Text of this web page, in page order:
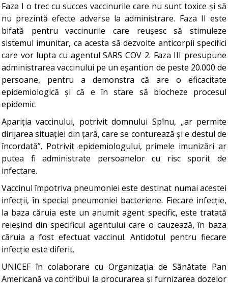
Faza I o trec cu succes vaccinurile care nu sunt toxice și să
nu prezintă efecte adverse la administrare. Faza II este
bifată pentru vaccinurile care reușesc să stimuleze
sistemul imunitar, ca acesta să dezvolte anticorpii specifici
care vor lupta cu agentul SARS COV 2. Faza III presupune
administrarea vaccinului pe un eșantion de peste 20.000 de
persoane, pentru a demonstra că are o eficacitate
epidemiologică și că e în stare să blocheze procesul
epidemic.
Apariția vaccinului, potrivit domnului Spînu, „ar permite
dirijarea situației din țară, care se conturează și e destul de
încordată”. Potrivit epidemiologului, primele imunizări ar
putea fi administrate persoanelor cu risc sporit de
infectare.
Vaccinul împotriva pneumoniei este destinat numai acestei
infecții, în special pneumoniei bacteriene. Fiecare infecție,
la baza căruia este un anumit agent specific, este tratată
reieșind din specificul agentului care o cauzează, în baza
căruia a fost efectuat vaccinul. Antidotul pentru fiecare
infecție este diferit.
UNICEF în colaborare cu Organizația de Sănătate Pan
Americană va contribui la procurarea și furnizarea dozelor